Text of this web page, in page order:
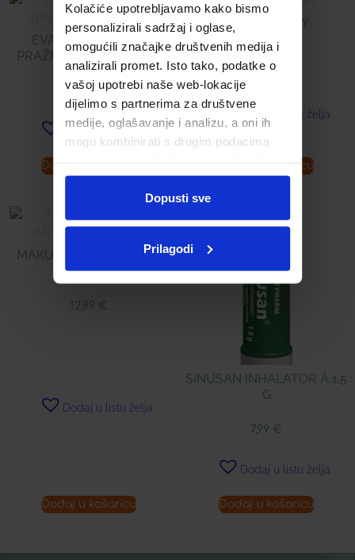
Kolačiće upotrebljavamo kako bismo
personalizirali sadržaj i oglase,
omogućili značajke društvenih medija i
analizirali promet. Isto tako, podatke o
vašoj upotrebi naše web-lokacije
dijelimo s partnerima za društvene
medije, oglašavanje i analizu, a oni ih
mogu kombinirati s drugim podacima
ste upotrebljavali njihove usluge.
Dopusti sve
Prilagodi
EVA/QU ČEPIĆI ZA
PRAŽNJENJE ZA DJECU
6,89 €
Dodaj u listu želja
Dodaj u košaricu
LAKSOL BABY
14,98
Dodaj u listu želja
Dodaj u košaricu
MAKULIN DUAL ACTION
KAPI 10 ML
12,99 €
Dodaj u listu želja
Dodaj u košaricu
SINUSAN INHALATOR Á 1,5
G
7,99 €
Dodaj u listu želja
Dodaj u košaricu